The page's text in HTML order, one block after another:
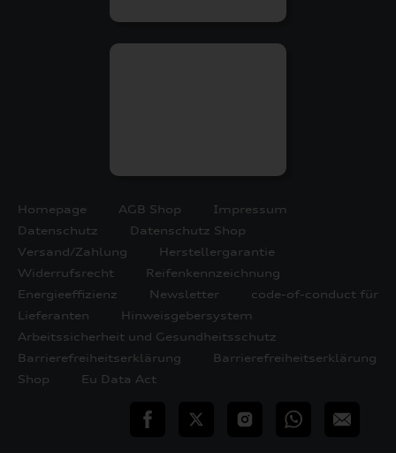
Homepage AGB Shop
Impressum
Datenschutz
Datenschutz Shop
Versand/Zahlung
Herstellergarantie
Widerrufsrecht
Reifenkennzeichnung
Energieeffizienz
Newsletter
code-of-conduct für
Lieferanten
Hinweisgebersystem
Arbeitssicherheit und Gesundheitsschutz
Barrierefreiheitserklärung
Barrierefreiheitserklärung
Shop
Eu Data Act
teilen Twitter InstagramWhatsApp
E-